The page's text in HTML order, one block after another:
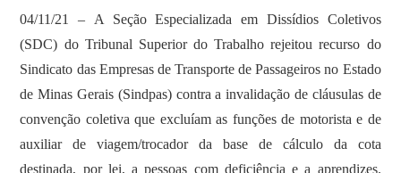
04/11/21 – A Seção Especializada em Dissídios Coletivos
(SDC) do Tribunal Superior do Trabalho rejeitou recurso do
Sindicato das Empresas de Transporte de Passageiros no Estado
de Minas Gerais (Sindpas) contra a invalidação de cláusulas de
convenção coletiva que excluíam as funções de motorista e de
auxiliar de viagem/trocador da base de cálculo da cota
destinada, por lei, a pessoas com deficiência e a aprendizes.